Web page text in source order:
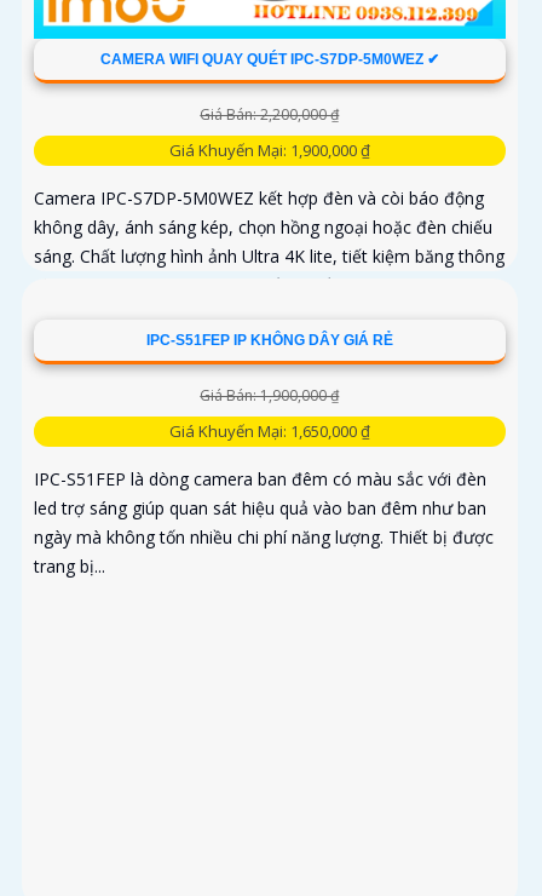
CAMERA WIFI QUAY QUÉT IPC-S7DP-5M0WEZ ✔
Giá Bán: 2,200,000 ₫
Giá Khuyến Mại: 1,900,000 ₫
Camera IPC-S7DP-5M0WEZ kết hợp đèn và còi báo động
không dây, ánh sáng kép, chọn hồng ngoại hoặc đèn chiếu
sáng. Chất lượng hình ảnh Ultra 4K lite, tiết kiệm băng thông
và chi phí, giám sát ban đêm tốt với hồng ngoại 50m
IPC-S51FEP IP KHÔNG DÂY GIÁ RẺ
Giá Bán: 1,900,000 ₫
Giá Khuyến Mại: 1,650,000 ₫
IPC-S51FEP là dòng camera ban đêm có màu sắc với đèn
led trợ sáng giúp quan sát hiệu quả vào ban đêm như ban
ngày mà không tốn nhiều chi phí năng lượng. Thiết bị được
trang bị...